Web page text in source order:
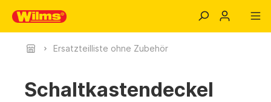
Ersatzteilliste ohne Zubehör
Schaltkastendeckel